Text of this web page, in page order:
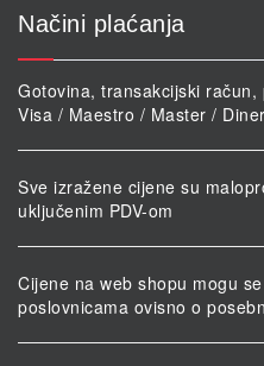
Načini plaćanja
Gotovina, transakcijski račun,
Visa / Maestro / Master /
Sve izražene cijene su
uključenim PDV-om
Cijene na web shopu mogu
poslovnicama ovisno o